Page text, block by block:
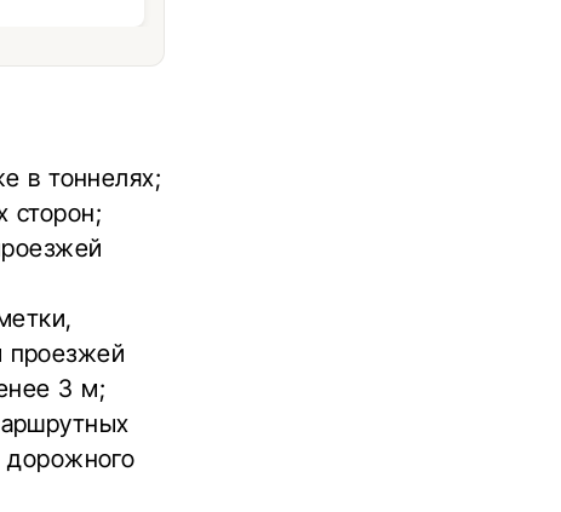
в тоннелях;
сторон;
проезжей
3 м;
дорожного